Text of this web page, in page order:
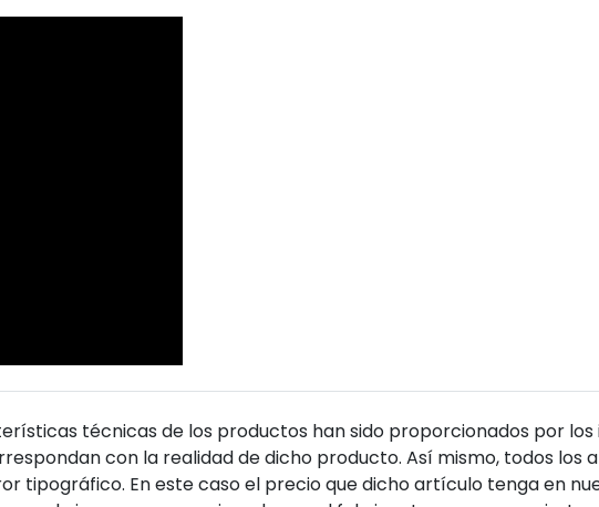
técnicas de los productos han sido proporcionados por
con la realidad de dicho producto. Así mismo, todos los
tipográfico. En este caso el precio que dicho artículo tenga en